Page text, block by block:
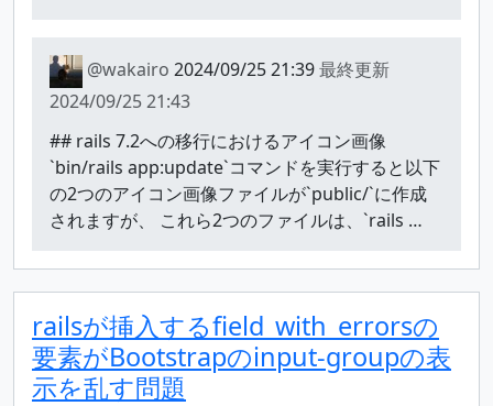
@wakairo 2024/09/25 21:39最終更新
2024/09/25 21:43
## rails 7.2への移行におけるアイコン画像
`bin/rails app:update`コマンドを実行すると以下
の2つのアイコン画像ファイルが`public/`に作成
されますが、 これら2つのファイルは、`rails …
railsが挿入するfield_with_errorsの
要素がBootstrapのinput-groupの表
示を乱す問題